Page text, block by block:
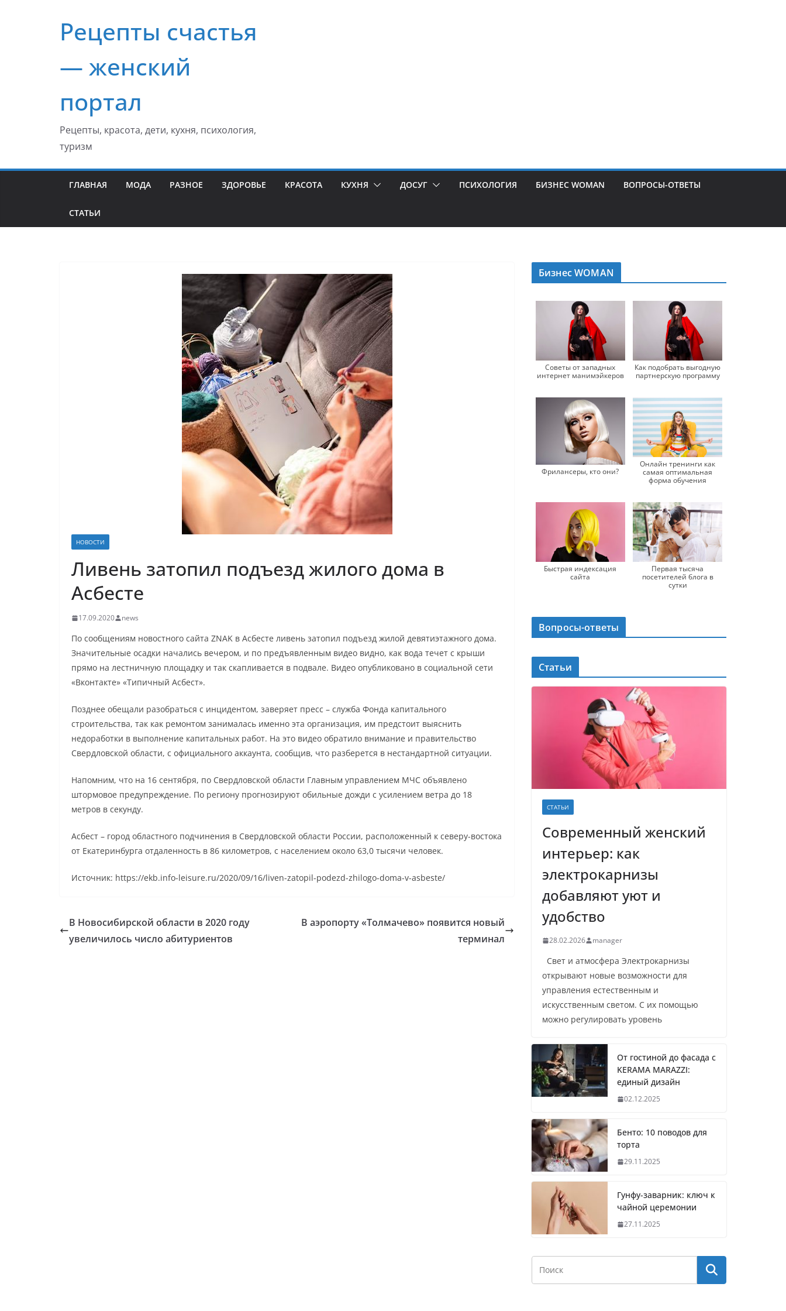
содержимомуРецепты счастья
— женский
портал
Рецепты, красота, дети, кухня, психология,
туризм
ГЛАВНАЯ МОДА РАЗНОЕ ЗДОРОВЬЕ КРАСОТА КУХНЯ ДОСУГ ПСИХОЛОГИЯ БИЗНЕС WOMAN ВОПРОСЫ-ОТВЕТЫ
СТАТЬИ
НОВОСТИ
Ливень затопил подъезд жилого дома в
Асбесте
17.09.2020 news
По сообщениям новостного сайта ZNAK в Асбесте ливень затопил подъезд жилой девятиэтажного дома.
Значительные осадки начались вечером, и по предъявленным видео видно, как вода течет с крыши
прямо на лестничную площадку и так скапливается в подвале. Видео опубликовано в социальной сети
«Вконтакте» «Типичный Асбест».
Позднее обещали разобраться с инцидентом, заверяет пресс – служба Фонда капитального
строительства, так как ремонтом занималась именно эта организация, им предстоит выяснить
недоработки в выполнение капитальных работ. На это видео обратило внимание и правительство
Свердловской области, с официального аккаунта, сообщив, что разберется в нестандартной ситуации.
Напомним, что на 16 сентября, по Свердловской области Главным управлением МЧС объявлено
штормовое предупреждение. По региону прогнозируют обильные дожди с усилением ветра до 18
метров в секунду.
Асбест – город областного подчинения в Свердловской области России, расположенный к северу-востока
от Екатеринбурга отдаленность в 86 километров, с населением около 63,0 тысячи человек.
Источник: https://ekb.info-leisure.ru/2020/09/16/liven-zatopil-podezd-zhilogo-doma-v-asbeste/
В Новосибирской области в 2020 году
увеличилось число абитуриентов
В аэропорту «Толмачево» появится новый
терминал
Бизнес WOMAN
Советы от западных
интернет манимэйкеров
Как подобрать выгодную
партнерскую программу
Фрилансеры, кто они?
Онлайн тренинги как
самая оптимальная
форма обучения
Быстрая индексация
сайта
Первая тысяча
посетителей блога в
сутки
Вопросы-ответы
Статьи
СТАТЬИ
Современный женский
интерьер: как
электрокарнизы
добавляют уют и
удобство
28.02.2026 manager
Свет и атмосфера Электрокарнизы
открывают новые возможности для
управления естественным и
искусственным светом. С их помощью
можно регулировать уровень
От гостиной до фасада с
KERAMA MARAZZI:
единый дизайн
02.12.2025
Бенто: 10 поводов для
торта
29.11.2025
Гунфу-заварник: ключ к
чайной церемонии
27.11.2025